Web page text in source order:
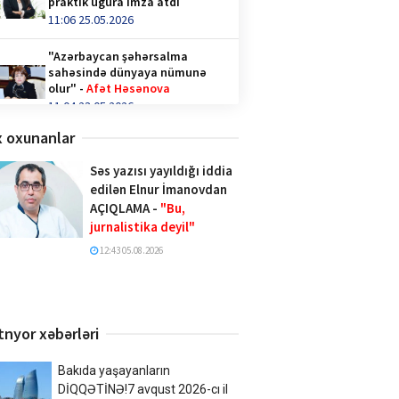
11:06 25.05.2026
"Azərbaycan şəhərsalma
sahəsində dünyaya nümunə
olur" -Afət Həsənova
11:04 23.05.2026
Qəhvə içənlər diqqət —
hormonlar təhlükədə ola bilər!
video/
14:36 28.04.2026
Türk İnteqrasiya Olimpiadasına
Azərbaycandan 1000-ə yaxın
“Turan bilgəsi” mükafatına
17:02 08.04.2026
oxunanlar
Səs yazısı yayıldığı iddia
edilən Elnur İmanovdan
AÇIQLAMA - "Bu,
jurnalistika deyil"
12:43 05.08.2026
xəbərləri
Bakıda yaşayanların
DİQQƏTİNƏ!7 avqust 2026-cı il